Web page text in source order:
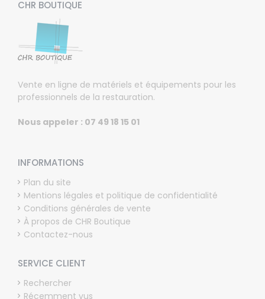
CHR BOUTIQUE
Vente en ligne de matériels et équipements pour les
professionnels de la restauration.
Nous appeler : 07 49 18 15 01
INFORMATIONS
Plan du site
Mentions légales et politique de confidentialité
Conditions générales de vente
À propos de CHR Boutique
Contactez-nous
SERVICE CLIENT
Rechercher
Récemment vus